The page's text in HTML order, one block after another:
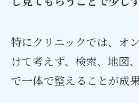
特にクリニックでは、オ
けて考えず、検索、地図
で一体で整えることが成